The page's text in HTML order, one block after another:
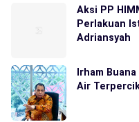
Aksi PP
Perlakuan
Adriansyah
Irham
Air